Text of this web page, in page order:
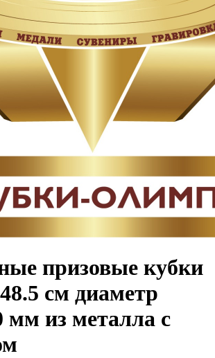
призовые кубки
см диаметр
мм из металла с